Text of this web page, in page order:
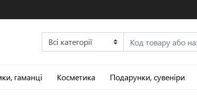
гаманці Косметика Подарунки, сувеніри